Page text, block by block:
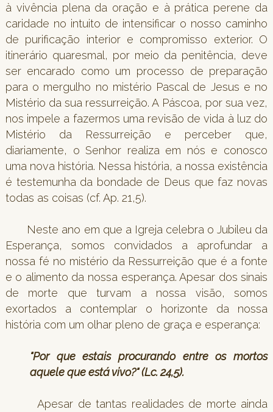
à vivência plena da oração e à prática perene da
caridade no intuito de intensificar o nosso caminho
de purificação interior e compromisso exterior. O
itinerário quaresmal, por meio da penitência, deve
ser encarado como um processo de preparação
para o mergulho no mistério Pascal de Jesus e no
Mistério da sua ressurreição. A Páscoa, por sua vez,
nos impele a fazermos uma revisão de vida à luz do
Mistério da Ressurreição e perceber que,
diariamente, o Senhor realiza em nós e conosco
uma nova história. Nessa história, a nossa existência
é testemunha da bondade de Deus que faz novas
todas as coisas (cf. Ap. 21,5).
Neste ano em que a Igreja celebra o Jubileu da
Esperança, somos convidados a aprofundar a
nossa fé no mistério da Ressurreição que é a fonte
e o alimento da nossa esperança. Apesar dos sinais
de morte que turvam a nossa visão, somos
exortados a contemplar o horizonte da nossa
história com um olhar pleno de graça e esperança:
"Por que estais procurando entre os mortos
aquele que está vivo?" (Lc. 24,5).
Apesar de tantas realidades de morte ainda